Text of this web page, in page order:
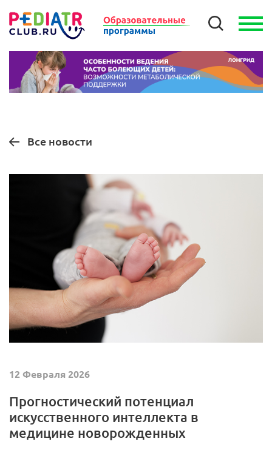
Все новости
12 Февраля 2026
Прогностический потенциал
искусственного интеллекта в
медицине новорожденных